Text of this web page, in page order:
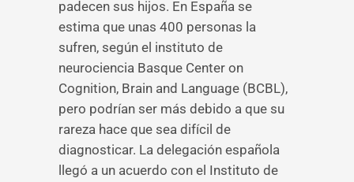
padecen sus hijos. En España se
estima que unas 400 personas la
sufren, según el instituto de
neurociencia Basque Center on
Cognition, Brain and Language (BCBL),
pero podrían ser más debido a que su
rareza hace que sea difícil de
diagnosticar. La delegación española
llegó a un acuerdo con el Instituto de